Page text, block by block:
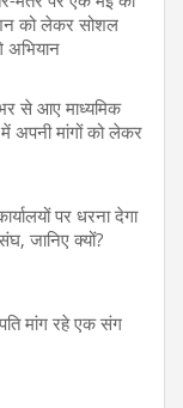
को लेकर सोशल
अभियान
से आए माध्यमिक
में अपनी मांगों को लेकर
पर धरना देगा
जानिए क्यों?
मांग रहे एक संग